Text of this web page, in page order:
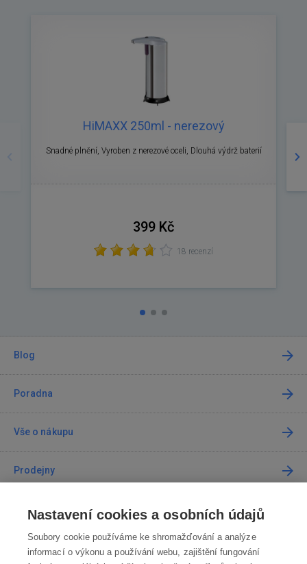
HiMAXX 250ml - nerezový
Snadné plnění, Vyroben z nerezové oceli, Dlouhá výdrž baterií
399 Kč
18 recenzí
Blog
Poradna
Vše o nákupu
Prodejny
Kontakt
Kontaktujte nás
Nastavení cookies a osobních údajů
Soubory cookie používáme ke shromažďování a analýze
informací o výkonu a používání webu, zajištění fungování